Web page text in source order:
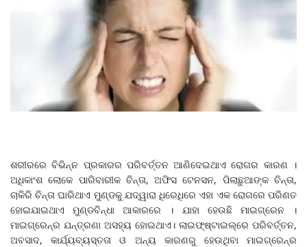
ଶରୀରରେ ବିଭିନ୍ନ ପ୍ରକାରର ପରିବର୍ତ୍ତନ ଆଣିଦେଇଥାଏ ରୋଗର କାରଣ ।
ଅଧିକାଂଶ ଲୋକେ ପାରିବାରୀକ ଚିନ୍ତା, ଅଫିସ ଟେନସନ, ପିଲାଛୁଆଙ୍କ ଚିନ୍ତା,
ଚାକିରି ଚିନ୍ତା ଘାରିଥାଏ ମୁଣ୍ଡକୁ ଯଦ୍ୱାରା ଧିରେଧିରେ ଏହା ଏକ ରୋଗରେ ପରିଣତ
ହୋଇଯାଇଥାଏ ମୁଣ୍ଡବିନ୍ଧା ଆକାରରେ । ଯାହା ହେଉଛି ମାଇଗ୍ରେନ ।
ମାଇଗ୍ରେନ୍‌ର ଯନ୍ତ୍ରଣା ଅସହ୍ୟ ହୋଇଥାଏ। ଲାଇଫ୍‌ଷ୍ଟାଇଲ୍‌ରେ ପରିବର୍ତ୍ତନ,
ଅବସାଦ, କାର୍ଯ୍ୟବ୍ୟସ୍ତତା ଓ ଅନ୍ୟ କାରଣରୁ ହେଉଥିବା ମାଇଗ୍ରେନ୍‌ର